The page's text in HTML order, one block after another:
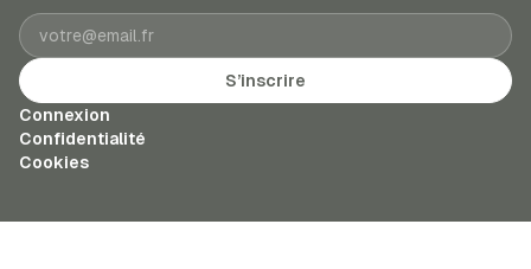
Adresse e-mail
S’inscrire
Connexion
Confidentialité
Cookies